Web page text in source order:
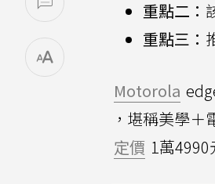
重點二：
重點三：
Motorola
，堪稱美學＋
定價 1萬4990